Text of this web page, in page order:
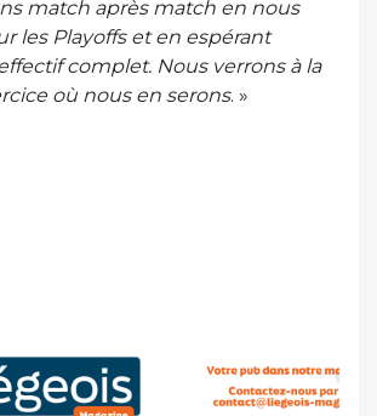
match après match en nous
les Playoffs et en espérant
complet. Nous verrons à la
où nous en serons. »